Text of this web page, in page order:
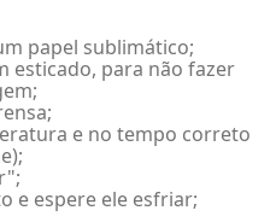
papel sublimático;
esticado, para não fazer
e no tempo correto
e espere ele esfriar;